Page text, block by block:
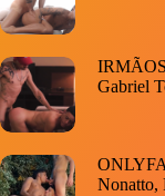
Gabriel
Nonatto,